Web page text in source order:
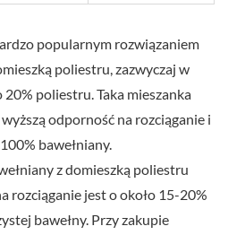
popularnym rozwiązaniem
poliestru, zazwyczaj w
poliestru. Taka mieszanka
odporność na rozciąganie i
bawełniany.
z domieszką poliestru
rozciąganie jest o około 15-20%
bawełny. Przy zakupie